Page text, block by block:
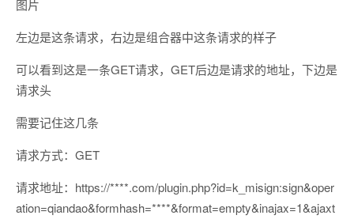
图片
左边是这条请求，右边是组合器中这条请求的样子
可以看到这是一条GET请求，GET后边是请求的地址，下边是
请求头
需要记住这几条
请求方式：GET
请求地址：https://****.com/plugin.php?id=k_misign:sign&oper
ation=qiandao&formhash=****&format=empty&inajax=1&ajaxt